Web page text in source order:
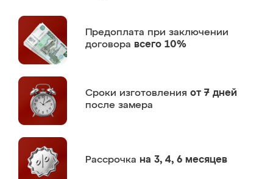
Предоплата при заключении
договора всего 10%
Сроки изготовления от 7 дней
после замера
Рассрочка на 3, 4, 6 месяцев